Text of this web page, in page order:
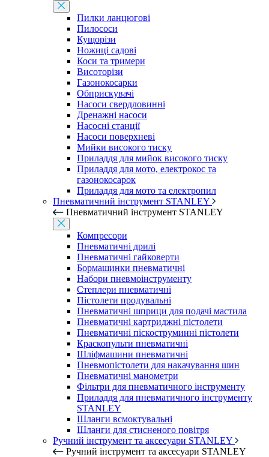
Пилки ланцюгові
Пилососи
Кущорізи
Ножиці садові
Коси та тримери
Висоторізи
Газонокосарки
Обприскувачі
Насоси свердловинні
Дренажні насоси
Насосні станції
Насоси поверхневі
Мийки високого тиску
Приладдя для мийок високого тиску
Приладдя для мото, електрокос та
газонокосарок
Приладдя для мото та електропил
Пневматичний інструмент STANLEY
Пневматичний інструмент STANLEY
Компресори
Пневматичні дрилі
Пневматичні гайковерти
Бормашинки пневматичні
Набори пневмоінструменту
Степлери пневматичні
Пістолети продувальні
Пневматичні шприци для подачі мастила
Пневматичні картриджні пістолети
Пневматичні піскоструминні пістолети
Краскопульти пневматичні
Шліфмашини пневматичні
Пневмопістолети для накачування шин
Пневматичні манометри
Фільтри для пневматичного інструменту
Приладдя для пневматичного інструменту
STANLEY
Шланги всмоктувальні
Шланги для стисненого повітря
Ручний інструмент та аксесуари STANLEY
Ручний інструмент та аксесуари STANLEY